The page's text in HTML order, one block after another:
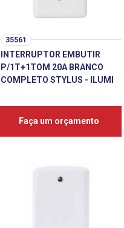
35561
INTERRUPTOR EMBUTIR
P/1T+1TOM 20A BRANCO
COMPLETO STYLUS - ILUMI
Faça um orçamento